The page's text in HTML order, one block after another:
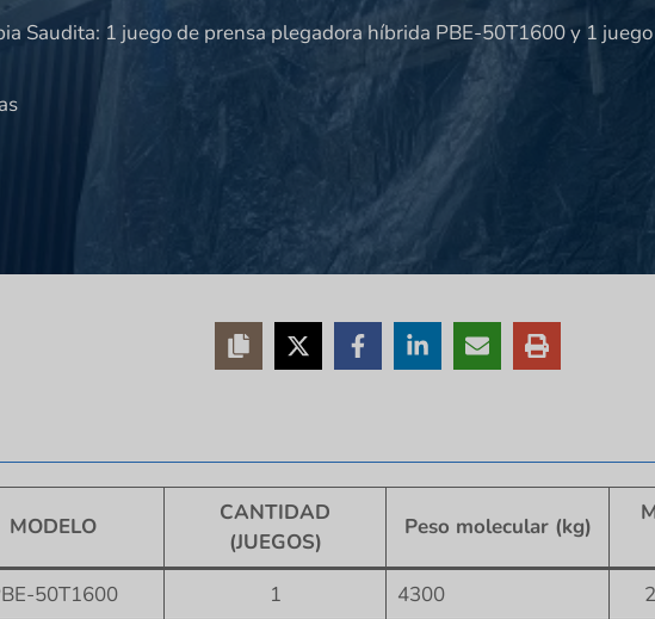
Saudita: 1 juego de prensa plegadora híbrida PBE-50T1600 y 1
MODELO
CANTIDAD
(JUEGOS)
Peso molecular (kg)
50T1600 1 4300